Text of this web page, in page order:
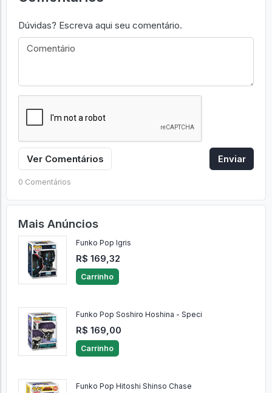
Dúvidas? Escreva aqui seu comentário.
Ver Comentários Enviar
0 Comentários
Mais Anúncios
Funko Pop Igris
R$ 169,32
Carrinho
Funko Pop Soshiro Hoshina - Speci
R$ 169,00
Carrinho
Funko Pop Hitoshi Shinso Chase